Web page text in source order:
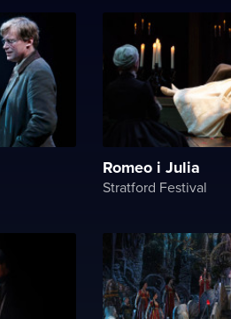
Romeo i Julia
Stratford Festival